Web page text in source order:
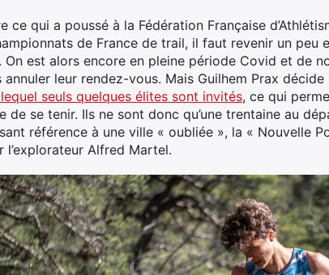
ce qui a poussé à la Fédération Française
de France de trail, il faut revenir un peu
On est alors encore en pleine période Covid et de
leur rendez-vous. Mais Guilhem Prax
seuls quelques élites sont invités, ce qui
de se tenir. Ils ne sont donc qu’une trentaine au
référence à une ville « oubliée », la « Nouvelle
l’explorateur Alfred Martel.